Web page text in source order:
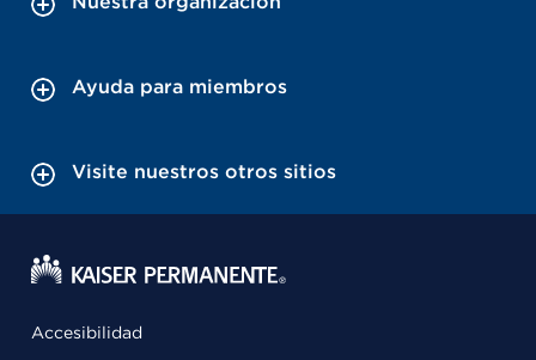
Ayuda para miembros
Visite nuestros otros sitios
Accesibilidad